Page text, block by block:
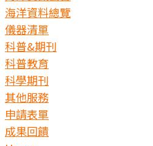
海洋資料總覽
儀器清單
科普&期刊
科普教育
科學期刊
其他服務
申請表單
成果回饋